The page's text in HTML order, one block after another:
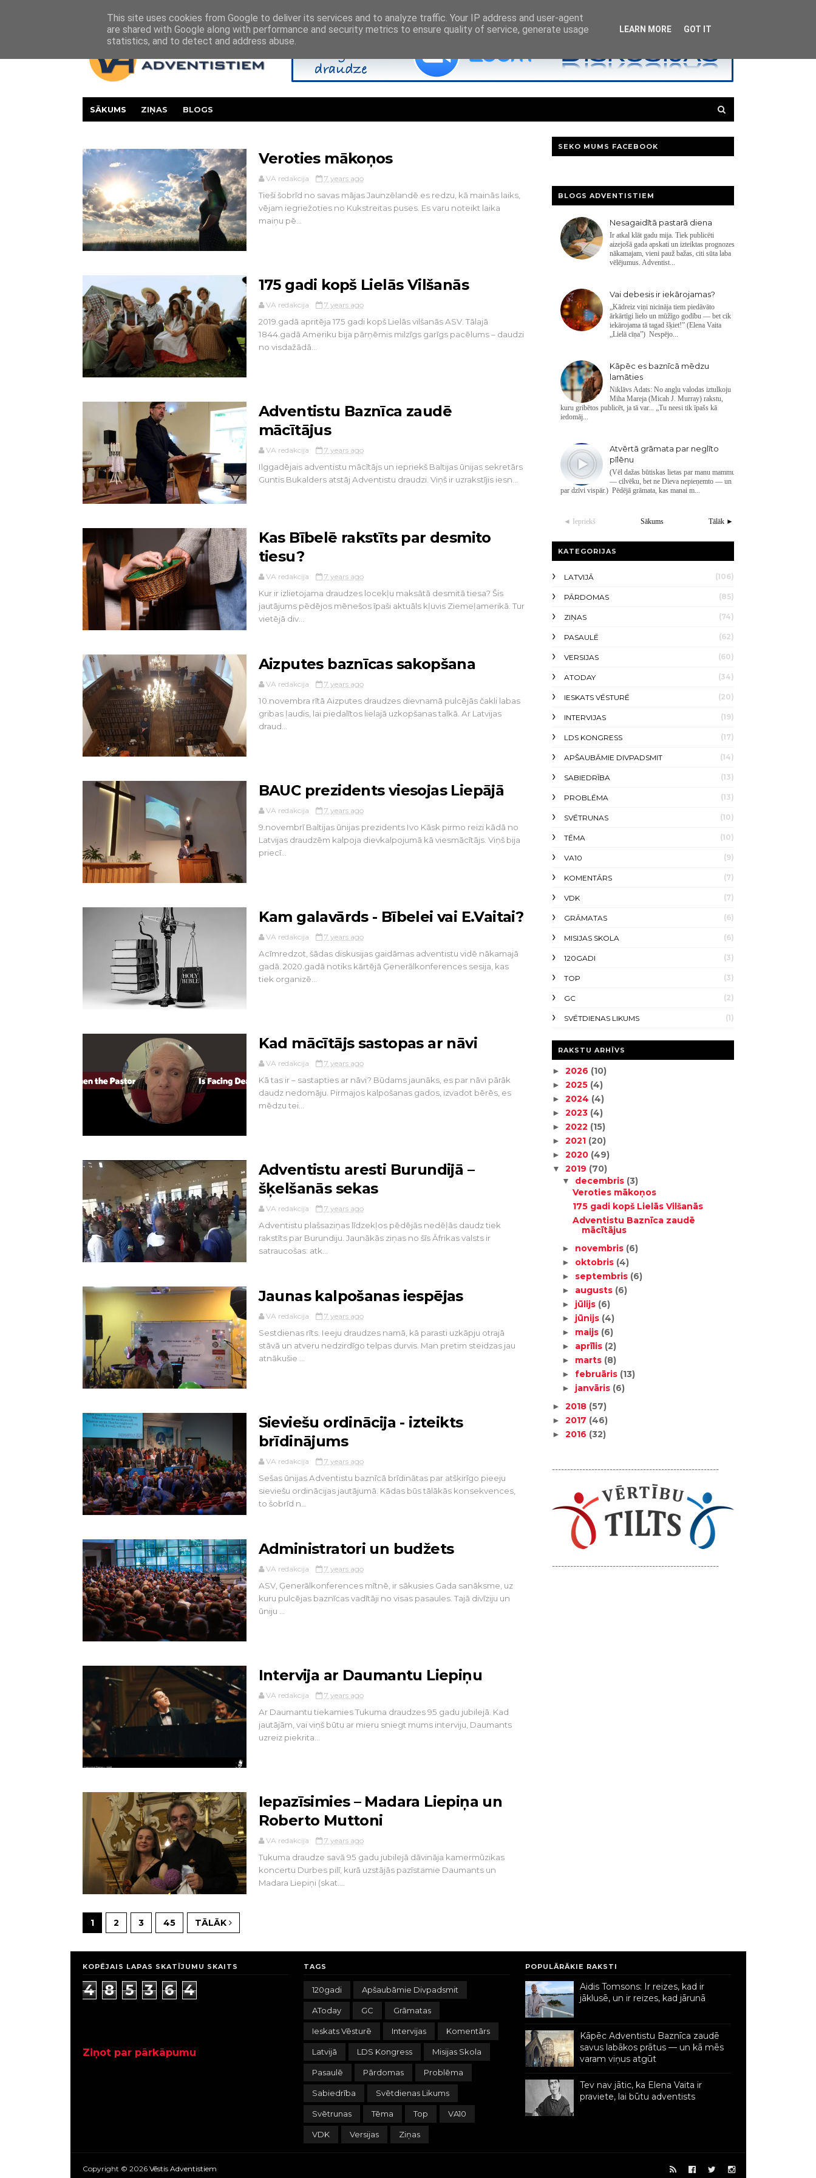
SĀKUMS ZIŅAS BLOGS
Veroties mākoņos
VA redakcija 7 years ago
Tieši šobrīd no savas mājas Jaunzēlandē es redzu, kā mainās laiks,
vējam iegriežoties no Kukstreitas puses. Es varu noteikt laika
maiņu pē...
175 gadi kopš Lielās Vilšanās
VA redakcija 7 years ago
2019.gadā apritēja 175 gadi kopš Lielās vilšanās ASV. Tālajā
1844.gadā Ameriku bija pārņēmis milzīgs garīgs pacēlums – daudzi
no visdažādā...
Adventistu Baznīca zaudē
mācītājus
VA redakcija 7 years ago
Ilggadējais adventistu mācītājs un iepriekš Baltijas ūnijas sekretārs
Guntis Bukalders atstāj Adventistu draudzi. Viņš ir uzrakstījis iesn...
Kas Bībelē rakstīts par desmito
tiesu?
VA redakcija 7 years ago
Kur ir izlietojama draudzes locekļu maksātā desmitā tiesa? Šis
jautājums pēdējos mēnešos īpaši aktuāls kļuvis Ziemeļamerikā. Tur
vietējā div...
Aizputes baznīcas sakopšana
VA redakcija 7 years ago
10.novembra rītā Aizputes draudzes dievnamā pulcējās čakli labas
gribas ļaudis, lai piedalītos lielajā uzkopšanas talkā. Ar Latvijas
draud...
BAUC prezidents viesojas Liepājā
VA redakcija 7 years ago
9.novembrī Baltijas ūnijas prezidents Ivo Kāsk pirmo reizi kādā no
Latvijas draudzēm kalpoja dievkalpojumā kā viesmācītājs. Viņš bija
priecī...
Kam galavārds - Bībelei vai E.Vaitai?
VA redakcija 7 years ago
Acīmredzot, šādas diskusijas gaidāmas adventistu vidē nākamajā
gadā. 2020.gadā notiks kārtējā Ģenerālkonferences sesija, kas
tiek organizē...
Kad mācītājs sastopas ar nāvi
VA redakcija 7 years ago
Kā tas ir – sastapties ar nāvi? Būdams jaunāks, es par nāvi pārāk
daudz nedomāju. Pirmajos kalpošanas gados, izvadot bērēs, es
mēdzu tei...
Adventistu aresti Burundijā –
šķelšanās sekas
VA redakcija 7 years ago
Adventistu plašsaziņas līdzekļos pēdējās nedēļās daudz tiek
rakstīts par Burundiju. Jaunākās ziņas no šīs Āfrikas valsts ir
satraucošas: atk...
Jaunas kalpošanas iespējas
VA redakcija 7 years ago
Sestdienas rīts. Ieeju draudzes namā, kā parasti uzkāpju otrajā
stāvā un atveru nedzirdīgo telpas durvis. Man pretim steidzas jau
atnākušie ...
Sieviešu ordinācija - izteikts
brīdinājums
VA redakcija 7 years ago
Sešas ūnijas Adventistu baznīcā brīdinātas par atšķirīgo pieeju
sieviešu ordinācijas jautājumā. Kādas būs tālākās konsekvences,
to šobrīd n...
Administratori un budžets
VA redakcija 7 years ago
ASV, Ģenerālkonferences mītnē, ir sākusies Gada sanāksme, uz
kuru pulcējas baznīcas vadītāji no visas pasaules. Tajā divīziju un
ūniju ...
Intervija ar Daumantu Liepiņu
VA redakcija 7 years ago
Ar Daumantu tiekamies Tukuma draudzes 95 gadu jubilejā. Kad
jautājām, vai viņš būtu ar mieru sniegt mums interviju, Daumants
uzreiz piekrita...
Iepazīsimies – Madara Liepiņa un
Roberto Muttoni
VA redakcija 7 years ago
Tukuma draudze savā 95 gadu jubilejā dāvināja kamermūzikas
koncertu Durbes pilī, kurā uzstājās pazīstamie Daumants un
Madara Liepiņi (skat....
1 2 3 45 TĀLĀK
SEKO MUMS FACEBOOK
BLOGS ADVENTISTIEM
Nesagaidītā pastarā diena
Ir atkal klāt gadu mija. Tiek publicēti
aizejošā gada apskati un izteiktas prognozes
nākamajam, vieni pauž bažas, citi sūta laba
vēlējumus. Adventist...
Vai debesis ir iekārojamas?
„Kādreiz viņi nicināja tiem piedāvāto
ārkārtīgi lielo un mūžīgo godību — bet cik
iekārojama tā tagad šķiet!” (Elena Vaita
„Lielā cīņa”) Nespējo...
Kāpēc es baznīcā mēdzu
lamāties
Niklāvs Adats: No angļu valodas iztulkoju
Miha Mareja (Micah J. Murray) rakstu,
kuru gribētos publicēt, ja tā var... „Tu neesi tik īpašs kā
iedomāj...
Atvērtā grāmata par neglīto
pīlēnu
(Vēl dažas būtiskas lietas par manu mammu
— cilvēku, bet ne Dieva nepieņemto — un
par dzīvi vispār.) Pēdējā grāmata, kas manai m...
◄ Iepriekš Tālāk ►
Sākums
KATEGORIJAS
LATVIJĀ (106)
PĀRDOMAS (85)
ZIŅAS (74)
PASAULĒ (62)
VERSIJAS (60)
ATODAY (34)
IESKATS VĒSTURĒ (20)
INTERVIJAS (19)
LDS KONGRESS (17)
APŠAUBĀMIE DIVPADSMIT (14)
SABIEDRĪBA (13)
PROBLĒMA (13)
SVĒTRUNAS (10)
TĒMA (10)
VA10 (9)
KOMENTĀRS (7)
VDK (7)
GRĀMATAS (6)
MISIJAS SKOLA (6)
120GADI (3)
TOP (3)
GC (2)
SVĒTDIENAS LIKUMS (1)
RAKSTU ARHĪVS
► 2026 (10)
► 2025 (4)
► 2024 (4)
► 2023 (4)
► 2022 (15)
► 2021 (20)
► 2020 (49)
▼ 2019 (70)
▼ decembris (3)
Veroties mākoņos
175 gadi kopš Lielās Vilšanās
Adventistu Baznīca zaudē
mācītājus
► novembris (6)
► oktobris (4)
► septembris (6)
► augusts (6)
► jūlijs (6)
► jūnijs (4)
► maijs (6)
► aprīlis (2)
► marts (8)
►februāris (13)
► janvāris (6)
► 2018 (57)
► 2017 (46)
► 2016 (32)
-------------------------------------------------------
-------------------------------------------------------
KOPĒJAIS LAPAS SKATĪJUMU SKAITS
4 8 5 3 6 4
Ziņot par pārkāpumu
TAGS
120gadi Apšaubāmie Divpadsmit
AToday GC Grāmatas
Ieskats Vēsturē Intervijas Komentārs
Latvijā LDS Kongress Misijas Skola
Pasaulē Pārdomas Problēma
Sabiedrība Svētdienas Likums
Svētrunas Tēma Top VA10
VDK Versijas Ziņas
POPULĀRĀKIE RAKSTI
Aidis Tomsons: Ir reizes, kad ir
jāklusē, un ir reizes, kad jārunā
Kāpēc Adventistu Baznīca zaudē
savus labākos prātus — un kā mēs
varam viņus atgūt
Tev nav jātic, ka Elena Vaita ir
praviete, lai būtu adventists
Copyright © 2026 Vēstis Adventistiem
This site uses cookies from Google to deliver its services and to analyze traffic. Your IP address and user-agent
are shared with Google along with performance and security metrics to ensure quality of service, generate usage
statistics, and to detect and address abuse.
LEARN MORE GOT IT